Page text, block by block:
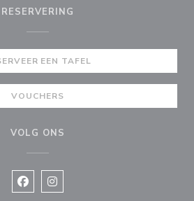
RESERVERING
EEN TAFEL
VOUCHERS
VOLG ONS
Facebook ((opent in een nieuw
Instagram ((opent in een